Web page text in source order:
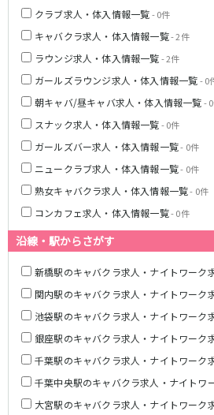
クラブ求人・体入情報一覧- 0件
キャバクラ求人・体入情報一覧- 2件
ラウンジ求人・体入情報一覧- 2件
ガールズラウンジ求人・体入情報一覧- 0
朝キャバ/昼キャバ求人・体入情報一覧-
スナック求人・体入情報一覧- 0件
ガールズバー求人・体入情報一覧- 0件
ニュークラブ求人・体入情報一覧- 0件
熟女キャバクラ求人・体入情報一覧- 0件
コンカフェ求人・体入情報一覧- 0件
沿線・駅からさがす
新橋駅のキャバクラ求人・ナイトワーク
関内駅のキャバクラ求人・ナイトワーク
池袋駅のキャバクラ求人・ナイトワーク
銀座駅のキャバクラ求人・ナイトワーク
千葉駅のキャバクラ求人・ナイトワーク
千葉中央駅のキャバクラ求人・ナイトワ
大宮駅のキャバクラ求人・ナイトワーク
西所沢駅
吾野駅
町田駅
八王子駅
相模原駅
橋本駅
古淵駅
菊名駅
東急田園都市線
渋谷駅
溝の口駅
三軒茶屋駅
藤が丘駅
用賀駅
二子玉川駅
中央林間駅
宮前平駅
桜新町駅
東急世田谷線
三軒茶屋駅
西太子堂駅
下高井戸駅
宮の坂駅